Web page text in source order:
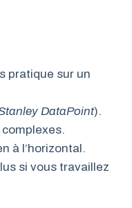
pratique sur un
DataPoint).
à l’horizontal.
si vous travaillez